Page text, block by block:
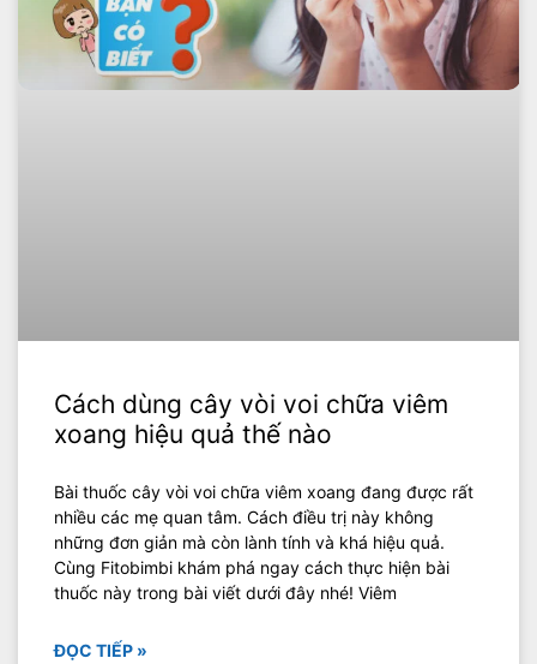
Cách dùng cây vòi voi chữa viêm
xoang hiệu quả thế nào
Bài thuốc cây vòi voi chữa viêm xoang đang được rất
nhiều các mẹ quan tâm. Cách điều trị này không
những đơn giản mà còn lành tính và khá hiệu quả.
Cùng Fitobimbi khám phá ngay cách thực hiện bài
thuốc này trong bài viết dưới đây nhé! Viêm
ĐỌC TIẾP »